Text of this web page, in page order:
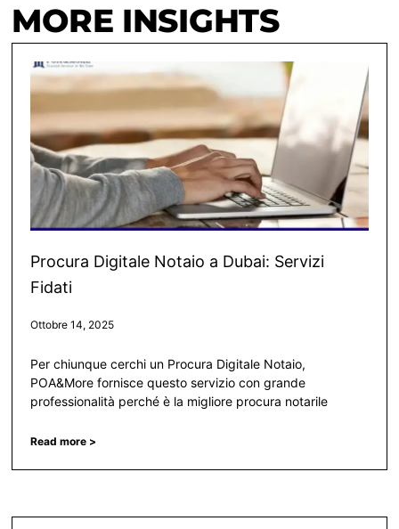
MORE INSIGHTS
Procura Digitale Notaio a Dubai: Servizi
Fidati
Ottobre 14, 2025
Per chiunque cerchi un Procura Digitale Notaio,
POA&More fornisce questo servizio con grande
professionalità perché è la migliore procura notarile
Read more >